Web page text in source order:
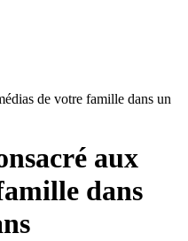
de votre famille dans un
aux
dans